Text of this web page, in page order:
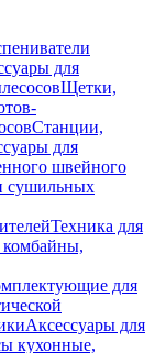
для
Щетки,
Станции,
для
швейного
сушильных
Техника для
для
Аксессуары для
кухонные,